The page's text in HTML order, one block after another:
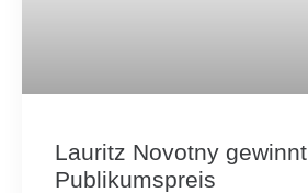
Lauritz Novotny gewinnt
Publikumspreis